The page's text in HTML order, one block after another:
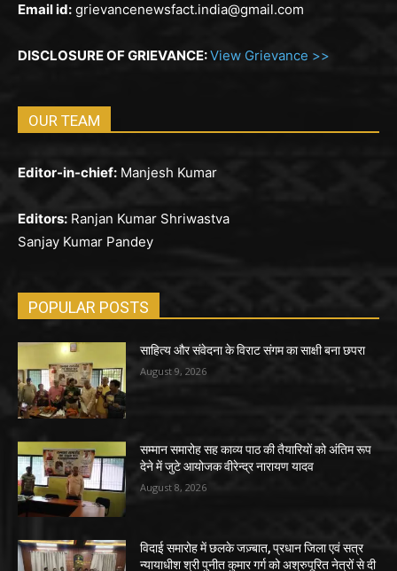
Email id: grievancenewsfact.india@gmail.com
DISCLOSURE OF GRIEVANCE:View Grievance >>
OUR TEAM
Editor-in-chief: Manjesh Kumar
Editors: Ranjan Kumar Shriwastva
Sanjay Kumar Pandey
POPULAR POSTS
साहित्य और संवेदना के विराट संगम का साक्षी बना छपरा
August 9, 2026
सम्मान समारोह सह काव्य पाठ की तैयारियों को अंतिम रूप
देने में जुटे आयोजक वीरेन्द्र नारायण यादव
August 8, 2026
विदाई समारोह में छलके जज़्बात, प्रधान जिला एवं सत्र
न्यायाधीश श्री पुनीत कुमार गर्ग को अश्रुपूरित नेत्रों से दी